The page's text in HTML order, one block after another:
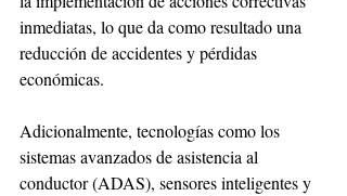
inmediatas, lo que da como resultado una
reducción de accidentes y pérdidas
económicas.
Adicionalmente, tecnologías como los
sistemas avanzados de asistencia al
conductor (ADAS), sensores inteligentes y